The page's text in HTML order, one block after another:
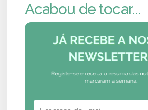
Acabou de tocar...